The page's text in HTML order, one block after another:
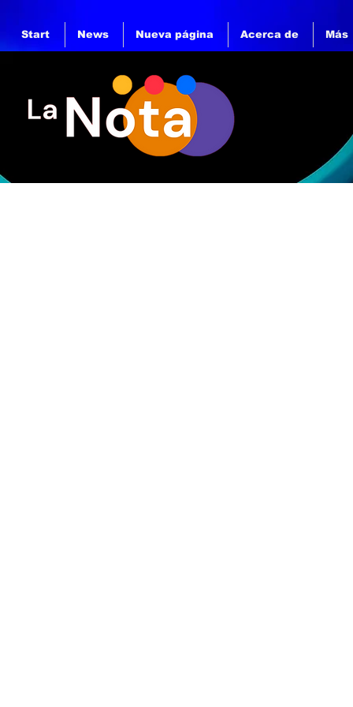
Start News Nueva página Acerca de Más